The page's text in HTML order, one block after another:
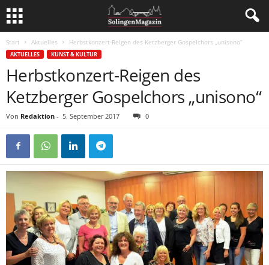
Start Aktuelles Herbstkonzert-Reigen des Ketzberger Gospelchors „unisono“
AKTUELLES KUNST & KULTUR
Herbstkonzert-Reigen des
Ketzberger Gospelchors „unisono“
Von Redaktion - 5. September 2017 0